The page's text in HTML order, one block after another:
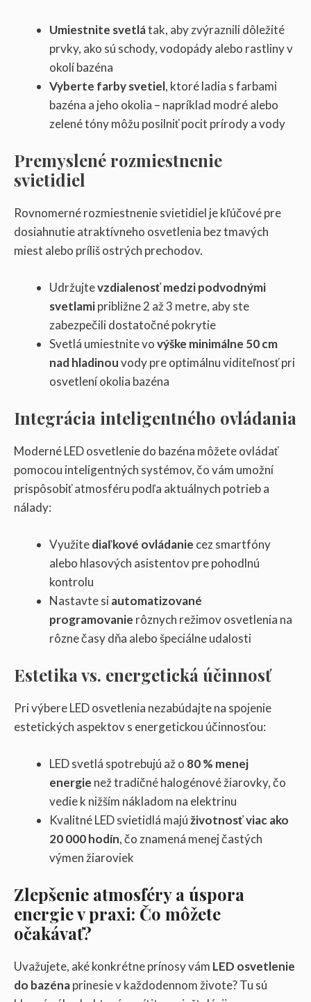
Umiestnite svetlátak, aby zvýraznili dôležité
prvky, ako sú schody, vodopády alebo rastliny v
okolí bazéna
Vyberte farby svetiel, ktoré ladia s farbami
bazéna a jeho okolia – napríklad modré alebo
zelené tóny môžu posilniť pocit prírody a vody
Premyslené rozmiestnenie
svietidiel
Rovnomerné rozmiestnenie svietidiel je kľúčové pre
dosiahnutie atraktívneho osvetlenia bez tmavých
miest alebo príliš ostrých prechodov.
Udržujtevzdialenosť medzi podvodnými
svetlamipribližne 2 až 3 metre, aby ste
zabezpečili dostatočné pokrytie
Svetlá umiestnite vovýške minimálne 50 cm
nad hladinouvody pre optimálnu viditeľnosť pri
osvetlení okolia bazéna
Integrácia inteligentného ovládania
Moderné LED osvetlenie do bazéna môžete ovládať
pomocou inteligentných systémov, čo vám umožní
prispôsobiť atmosféru podľa aktuálnych potrieb a
nálady:
Využitediaľkové ovládanie cez smartfóny
alebo hlasových asistentov pre pohodlnú
kontrolu
Nastavte siautomatizované
programovanie rôznych režimov osvetlenia na
rôzne časy dňa alebo špeciálne udalosti
Estetika vs. energetická účinnosť
Pri výbere LED osvetlenia nezabúdajte na spojenie
estetických aspektov s energetickou účinnosťou:
LED svetlá spotrebujú až o 80 % menej
energie než tradičné halogénové žiarovky, čo
vedie k nižším nákladom na elektrinu
Kvalitné LED svietidlá majúživotnosť viac ako
20 000 hodín, čo znamená menej častých
výmen žiaroviek
Zlepšenie atmosféry a úspora
energie v praxi: Čo môžete
očakávať?
Uvažujete, aké konkrétne prínosy vám LED osvetlenie
do bazénaprinesie v každodennom živote? Tu sú